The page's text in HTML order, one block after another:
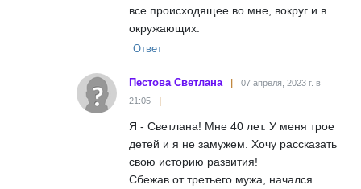
все происходящее во мне, вокруг и в
окружающих.
Ответ
Пестова Светлана
07 апреля, 2023 г. в
21:05
Я - Светлана! Мне 40 лет. У меня трое
детей и я не замужем. Хочу рассказать
свою историю развития!
Сбежав от третьего мужа, начался